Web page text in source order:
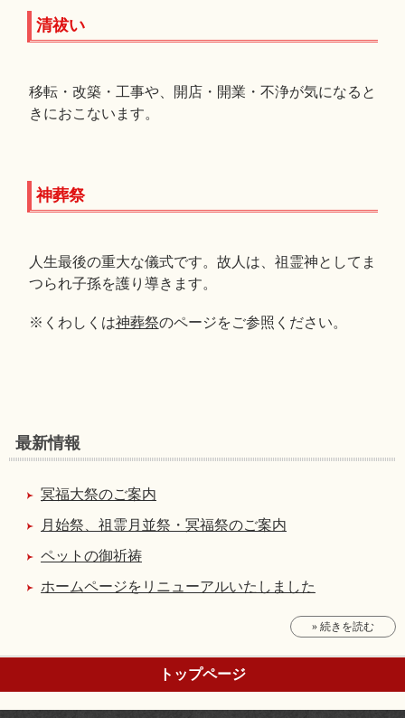
清祓い
移転・改築・工事や、開店・開業・不浄が気になると
きにおこないます。
神葬祭
人生最後の重大な儀式です。故人は、祖霊神としてま
つられ子孫を護り導きます。
※くわしくは神葬祭のページをご参照ください。
最新情報
冥福大祭のご案内
月始祭、祖霊月並祭・冥福祭のご案内
ペットの御祈祷
ホームページをリニューアルいたしました
» 続きを読む
トップページ